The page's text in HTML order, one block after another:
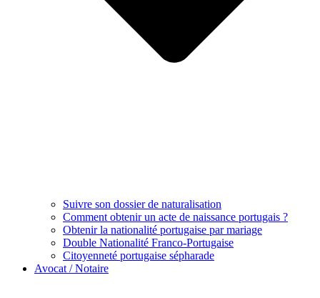
Suivre son dossier de naturalisation
Comment obtenir un acte de naissance portugais ?
Obtenir la nationalité portugaise par mariage
Double Nationalité Franco-Portugaise
Citoyenneté portugaise sépharade
Avocat / Notaire